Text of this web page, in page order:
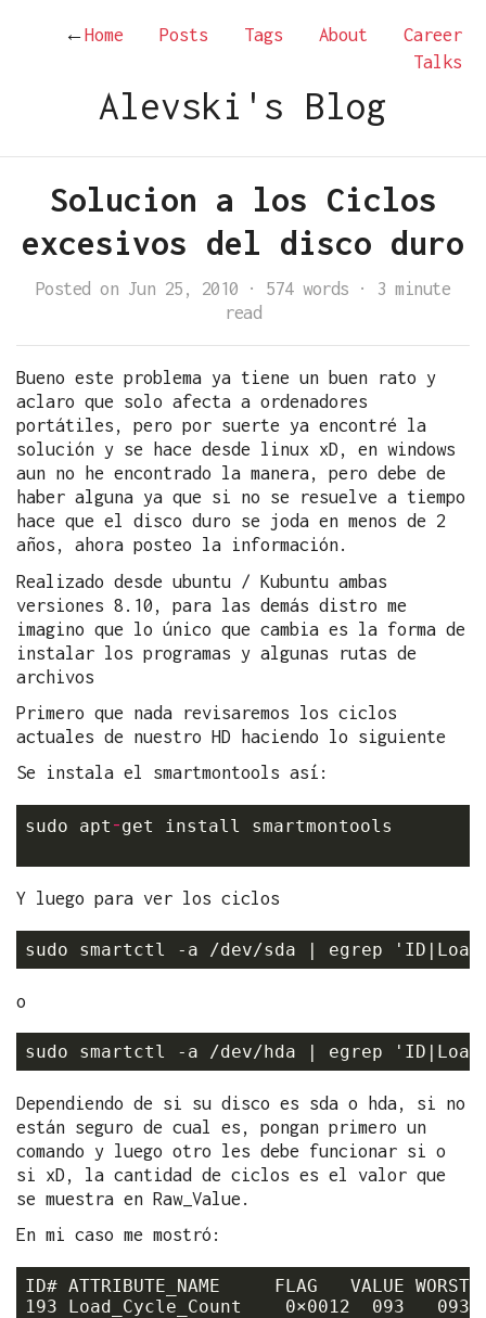
←Home Posts Tags About
Career
Talks
Alevski's Blog
Solucion a los Ciclos
excesivos del disco duro
Posted on Jun 25, 2010 · 574 words · 3 minute
read
Bueno este problema ya tiene un buen rato y
aclaro que solo afecta a ordenadores
portátiles, pero por suerte ya encontré la
solución y se hace desde linux xD, en windows
aun no he encontrado la manera, pero debe de
haber alguna ya que si no se resuelve a tiempo
hace que el disco duro se joda en menos de 2
años, ahora posteo la información.
Realizado desde ubuntu / Kubuntu ambas
versiones 8.10, para las demás distro me
imagino que lo único que cambia es la forma de
instalar los programas y algunas rutas de
archivos
Primero que nada revisaremos los ciclos
actuales de nuestro HD haciendo lo siguiente
Se instala el smartmontools así:
sudo apt -get install smartmontools
Y luego para ver los ciclos
o
Dependiendo de si su disco es sda o hda, si no
están seguro de cual es, pongan primero un
comando y luego otro les debe funcionar si o
si xD, la cantidad de ciclos es el valor que
se muestra en Raw_Value.
En mi caso me mostró:
ID# ATTRIBUTE_NAME     FLAG   VALUE WORST
193 Load_Cycle_Count    0×0012  093   093